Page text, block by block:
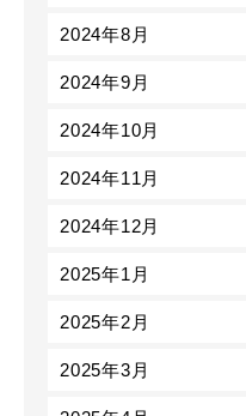
2024年8月
2024年9月
2024年10月
2024年11月
2024年12月
2025年1月
2025年2月
2025年3月